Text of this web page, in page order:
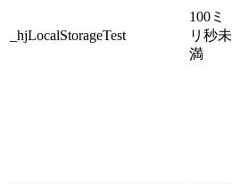
_hjLocalStorageTest
100ミ
リ秒未
満